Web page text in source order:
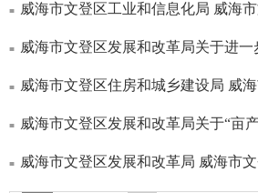
威海市文登区工业和信息化局 威海市文登区财政局 威海市文登区地方
威海市文登区发展和改革局关于进一步规范文登区普通住宅物业服务收
威海市文登区住房和城乡建设局 威海市文登区发展和改革局 威海市文
威海市文登区发展和改革局关于“亩产效益”评价企业差别化价格政
威海市文登区发展和改革局 威海市文登区综合行政执法局关于文登区非